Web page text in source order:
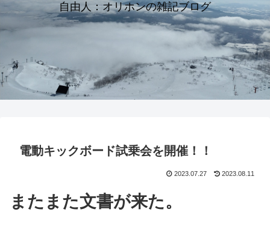
自由人：オリホンの雑記ブログ
電動キックボード試乗会を開催！！
2023.07.27 2023.08.11
またまた文書が来た。